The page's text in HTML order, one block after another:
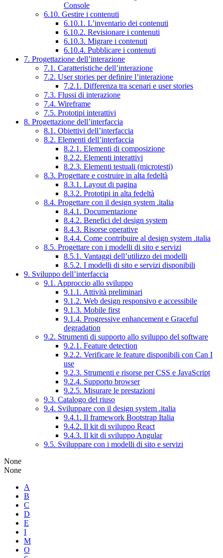
Console
6.10. Gestire i contenuti
6.10.1. L’inventario dei contenuti
6.10.2. Revisionare i contenuti
6.10.3. Migrare i contenuti
6.10.4. Pubblicare i contenuti
7. Progettazione dell’interazione
7.1. Caratteristiche dell’interazione
7.2. User stories per definire l’interazione
7.2.1. Differenza tra scenari e user stories
7.3. Flussi di interazione
7.4. Wireframe
7.5. Prototipi interattivi
8. Progettazione dell’interfaccia
8.1. Obiettivi dell’interfaccia
8.2. Elementi dell’interfaccia
8.2.1. Elementi di composizione
8.2.2. Elementi interattivi
8.2.3. Elementi testuali (microtesti)
8.3. Progettare e costruire in alta fedeltà
8.3.1. Layout di pagina
8.3.2. Prototipi in alta fedeltà
8.4. Progettare con il design system .italia
8.4.1. Documentazione
8.4.2. Benefici del design system
8.4.3. Risorse operative
8.4.4. Come contribuire al design system .italia
8.5. Progettare con i modelli di sito e servizi
8.5.1. Vantaggi dell’utilizzo dei modelli
8.5.2. I modelli di sito e servizi disponibili
9. Sviluppo dell’interfaccia
9.1. Approccio allo sviluppo
9.1.1. Attività preliminari
9.1.2. Web design responsivo e accessibile
9.1.3. Mobile first
9.1.4. Progressive enhancement e Graceful
degradation
9.2. Strumenti di supporto allo sviluppo del software
9.2.1. Feature detection
9.2.2. Verificare le feature disponibili con Can I
use
9.2.3. Strumenti e risorse per CSS e JavaScript
9.2.4. Supporto browser
9.2.5. Misurare le prestazioni
9.3. Catalogo del riuso
9.4. Sviluppare con il design system .italia
9.4.1. Il framework Bootstrap Italia
9.4.2. Il kit di sviluppo React
9.4.3. Il kit di sviluppo Angular
9.5. Sviluppare con i modelli di sito e servizi
None
None
A
B
C
D
E
I
M
O